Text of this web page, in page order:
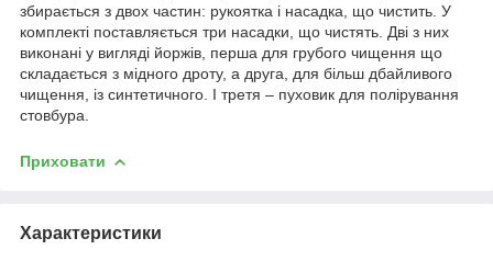
збирається з двох частин: рукоятка і насадка, що чистить. У
комплекті поставляється три насадки, що чистять. Дві з них
виконані у вигляді йоржів, перша для грубого чищення що
складається з мідного дроту, а друга, для більш дбайливого
чищення, із синтетичного. І третя – пуховик для полірування
стовбура.
Приховати
Характеристики